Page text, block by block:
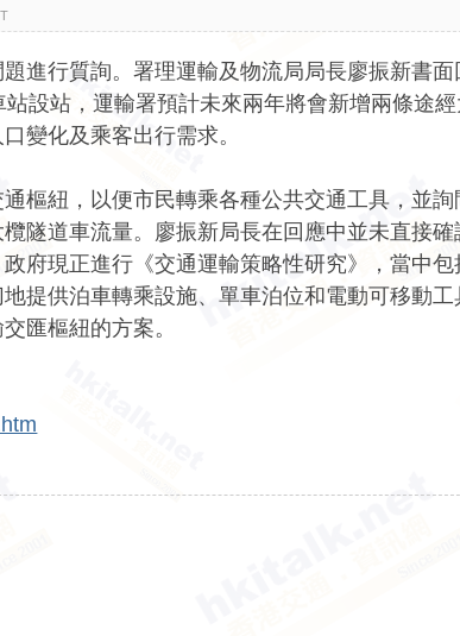
進行質詢。署理運輸及物流局局長廖振新書面
設站，運輸署預計未來兩年將會新增兩條途經
變化及乘客出行需求。
樞紐，以便市民轉乘各種公共交通工具，並詢
隧道車流量。廖振新局長在回應中並未直接確
府現正進行《交通運輸策略性研究》，當中包
提供泊車轉乘設施、單車泊位和電動可移動工
匯樞紐的方案。